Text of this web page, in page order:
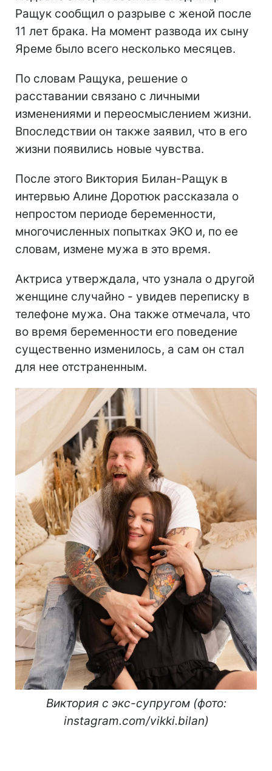
Ращук сообщил о разрыве с женой после
11 лет брака. На момент развода их сыну
Яреме было всего несколько месяцев.
По словам Ращука, решение о
расставании связано с личными
изменениями и переосмыслением жизни.
Впоследствии он также заявил, что в его
жизни появились новые чувства.
После этого Виктория Билан-Ращук в
интервью Алине Доротюк рассказала о
непростом периоде беременности,
многочисленных попытках ЭКО и, по ее
словам, измене мужа в это время.
Актриса утверждала, что узнала о другой
женщине случайно - увидев переписку в
телефоне мужа. Она также отмечала, что
во время беременности его поведение
существенно изменилось, а сам он стал
для нее отстраненным.
Виктория с экс-супругом (фото:
instagram.com/vikki.bilan)